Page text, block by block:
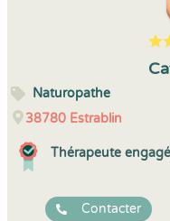
5
1
5
51
Naturopathe
38780 Estrablin
Thérapeute
Contacter